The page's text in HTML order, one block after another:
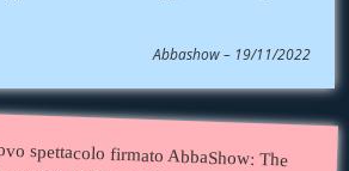
Abbashow – 19/11/2022
spettacolo firmato AbbaShow: The
sul palco, molte coreografie
una nuova produzione nata dalla
e "ProgettoEventi". Uno